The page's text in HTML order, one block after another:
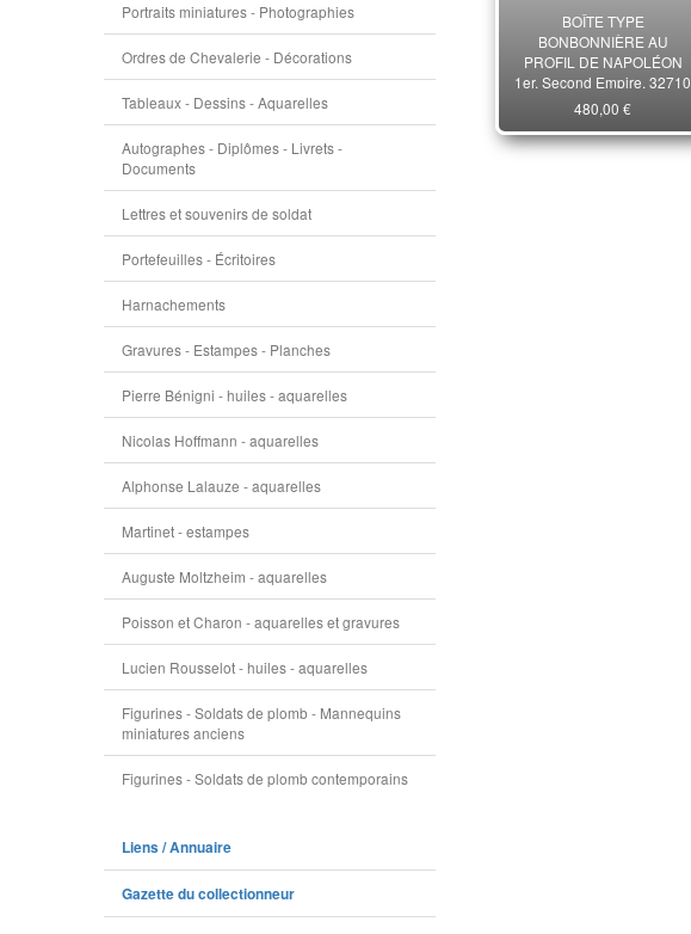
Portraits miniatures - Photographies
Ordres de Chevalerie - Décorations
Tableaux - Dessins - Aquarelles
Autographes - Diplômes - Livrets -
Documents
Lettres et souvenirs de soldat
Portefeuilles - Écritoires
Harnachements
Gravures - Estampes - Planches
Pierre Bénigni - huiles - aquarelles
Nicolas Hoffmann - aquarelles
Alphonse Lalauze - aquarelles
Martinet - estampes
Auguste Moltzheim - aquarelles
Poisson et Charon - aquarelles et gravures
Lucien Rousselot - huiles - aquarelles
Figurines - Soldats de plomb - Mannequins
miniatures anciens
Figurines - Soldats de plomb contemporains
Liens / Annuaire
Gazette du collectionneur
BOÎTE TYPE
BONBONNIÈRE AU
PROFIL DE NAPOLÉON
1er, Second Empire. 32710
480,00 €